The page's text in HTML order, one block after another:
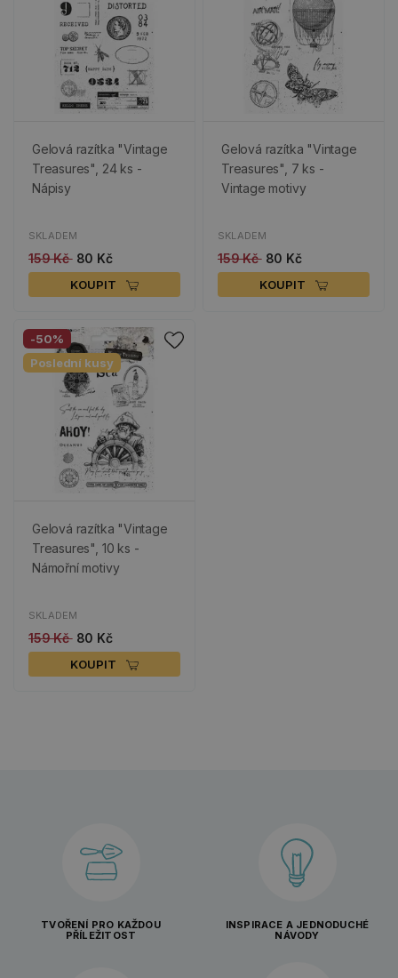
Gelová razítka "Vintage
Treasures", 24 ks -
Nápisy
SKLADEM
159 Kč 80 Kč
KOUPIT
Gelová razítka "Vintage
Treasures", 7 ks -
Vintage motivy
SKLADEM
159 Kč 80 Kč
KOUPIT
-50%
Poslední kusy
Gelová razítka "Vintage
Treasures", 10 ks -
Námořní motivy
SKLADEM
159 Kč 80 Kč
KOUPIT
TVOŘENÍ PRO KAŽDOU
PŘÍLEŽITOST
INSPIRACE A JEDNODUCHÉ
NÁVODY